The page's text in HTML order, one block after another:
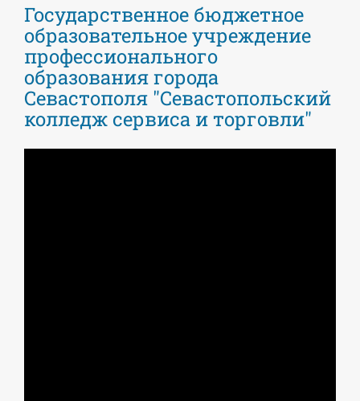
Государственное бюджетное
образовательное учреждение
профессионального
образования города
Севастополя "Севастопольский
колледж сервиса и торговли"